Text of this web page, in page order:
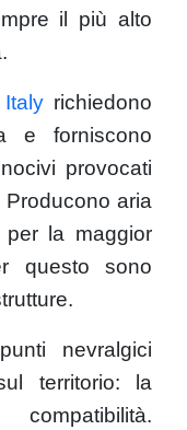
il più alto
richiedono
e forniscono
provocati
Producono aria
la maggior
questo sono
nevralgici
territorio: la